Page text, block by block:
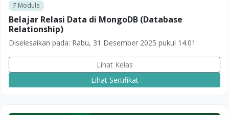
7 Module
Belajar Relasi Data di MongoDB (Database
Relationship)
Diselesaikan pada: Rabu, 31 Desember 2025 pukul 14.01
Lihat Kelas
Lihat Sertifikat